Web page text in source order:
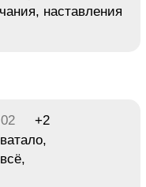
наставления
+2